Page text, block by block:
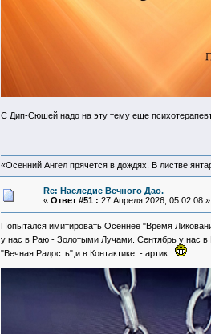
С Дип-Сюшей надо на эту тему еще
«Осенний Ангел прячется в дождях. В листве
Re: Наследие Вечного Дао.
« Ответ #51 : 27 Апреля 2026, 05:02:08 »
Попытался имитировать Осеннее "Время
у нас в Раю - Золотыми Лучами. Сентябрь у нас
"Вечная Радость",и в Контактике - артик.